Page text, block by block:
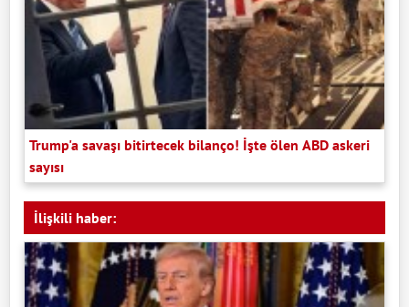
Trump'a savaşı bitirtecek bilanço! İşte ölen ABD askeri
sayısı
İlişkili haber: